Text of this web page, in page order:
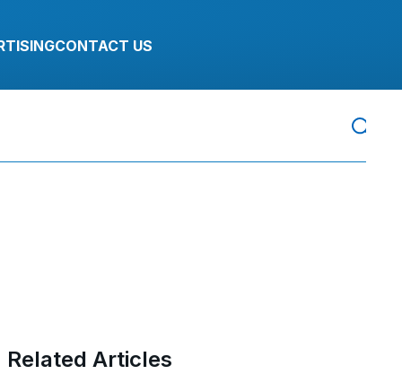
CONTACT US
Related Articles